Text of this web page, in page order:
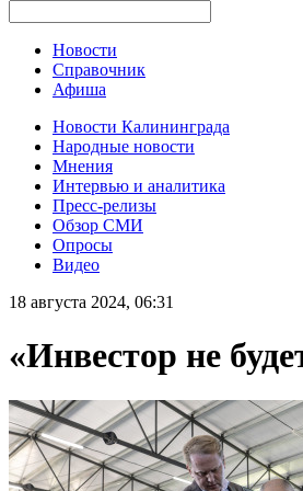
Новости
Справочник
Афиша
Новости Калининграда
Народные новости
Мнения
Интервью и аналитика
Пресс-релизы
Обзор СМИ
Опросы
Видео
18 августа 2024, 06:31
«Инвестор не